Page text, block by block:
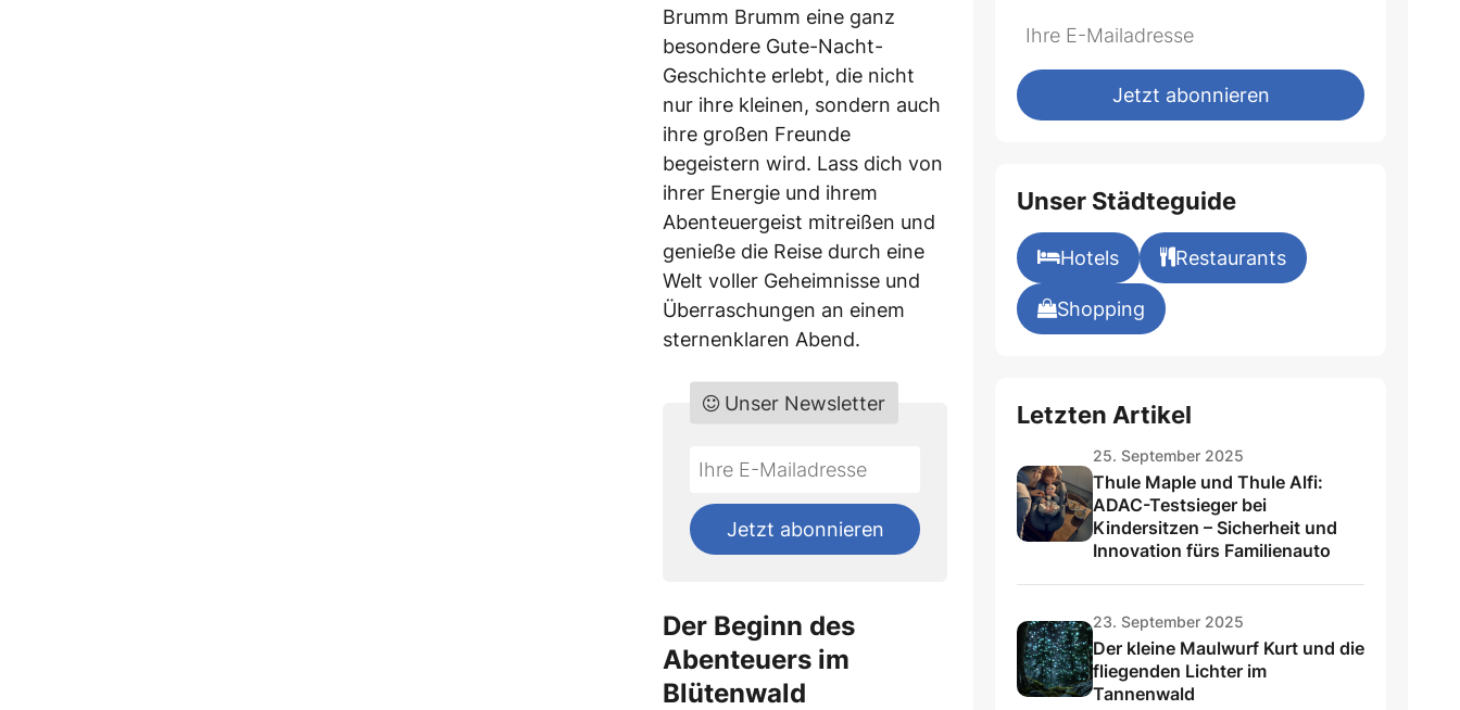
Brumm Brumm eine ganz
besondere Gute-Nacht-
Geschichte erlebt, die nicht
nur ihre kleinen, sondern auch
ihre großen Freunde
begeistern wird. Lass dich von
ihrer Energie und ihrem
Abenteuergeist mitreißen und
genieße die Reise durch eine
Welt voller Geheimnisse und
Überraschungen an einem
sternenklaren Abend.
Do
fill
this
Unser Newsletter
*Ihre
Mailadresse:
Jetzt abonnieren
Der Beginn des
Abenteuers im
Blütenwald
Do
fill
this
*Ihre
Mailadresse:Jetzt abonnieren
Unser Städteguide
Hotels Restaurants
Shopping
Letzten Artikel
25. September 2025
Thule Maple und Thule Alfi:
ADAC-Testsieger bei
Kindersitzen – Sicherheit und
Innovation fürs Familienauto
23. September 2025
Der kleine Maulwurf Kurt und die
fliegenden Lichter im
Tannenwald